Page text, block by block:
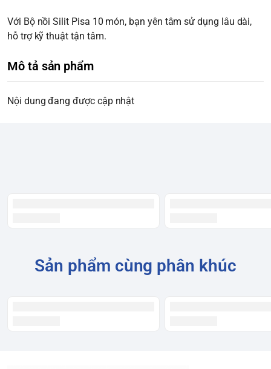
Với Bộ nồi Silit Pisa 10 món, bạn yên tâm sử dụng lâu dài,
hỗ trợ kỹ thuật tận tâm.
Mô tả sản phẩm
Nội dung đang được cập nhật
Sản phẩm cùng phân khúc